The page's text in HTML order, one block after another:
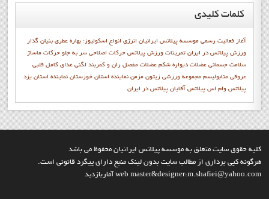
کلماتکلیدی
آغاز فعاليت رسمي موسسه پيلاتس ايرانيان انرژی انواع اسکولیوز: بهاره عطري بنيان گذار
ورزش پيلاتس در ايران تمرينات ورزش پيلاتس حرکات اصلاحی سر به جلو حرکات ماساژ
سلامت جسمانی عضلات دیواره شکم عضلات مفصل ران و کمربند لگنی غذای کامل قلبی
عروقی متابوليسم مجموعه ورزشی زیتون مزمن نماينده استان خوزستان نماينده استان يزد
پيلاتس وام اس پیلاتس آقایان پیلاتس در ایران
کليه حقوق سايت متعلق به موسسه پيلاتس ايرانيان محفوظ مي باشد
هرگونه کپي برداري از مطالب سايت بدون لينک منبع داراي پيگرد قانوني است.
web master&designer:m.shafiei@yahoo.com آماربازديد